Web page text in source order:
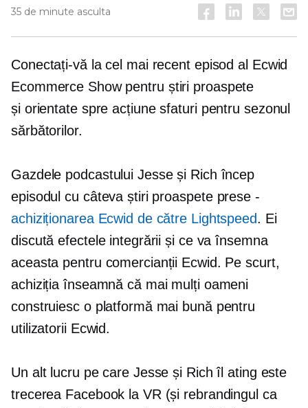
35 de minute asculta
Conectați-vă la cel mai recent episod al Ecwid
Ecommerce Show pentru știri proaspete
și orientate spre acțiunesfaturi pentru sezonul
sărbătorilor.
Gazdele podcastului Jesse și Rich încep
episodul cu câteva știri proaspete prese -
achiziționarea Ecwid de către Lightspeed. Ei
discută efectele integrării și ce va însemna
aceasta pentru comercianții Ecwid. Pe scurt,
achiziția înseamnă că mai mulți oameni
construiesc o platformă mai bună pentru
utilizatorii Ecwid.
Un alt lucru pe care Jesse și Rich îl ating este
trecerea Facebook la VR (și rebrandingul ca